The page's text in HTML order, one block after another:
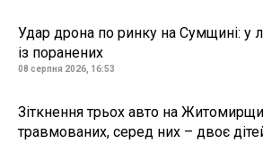
Удар дрона по ринку на Сумщині: у
із поранених
08 серпня 2026, 16:53
Зіткнення трьох авто на
травмованих, серед них – двоє